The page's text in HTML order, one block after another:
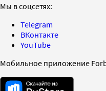
Мы в соцсетях:
Telegram
ВКонтакте
YouTube
Мобильное приложение